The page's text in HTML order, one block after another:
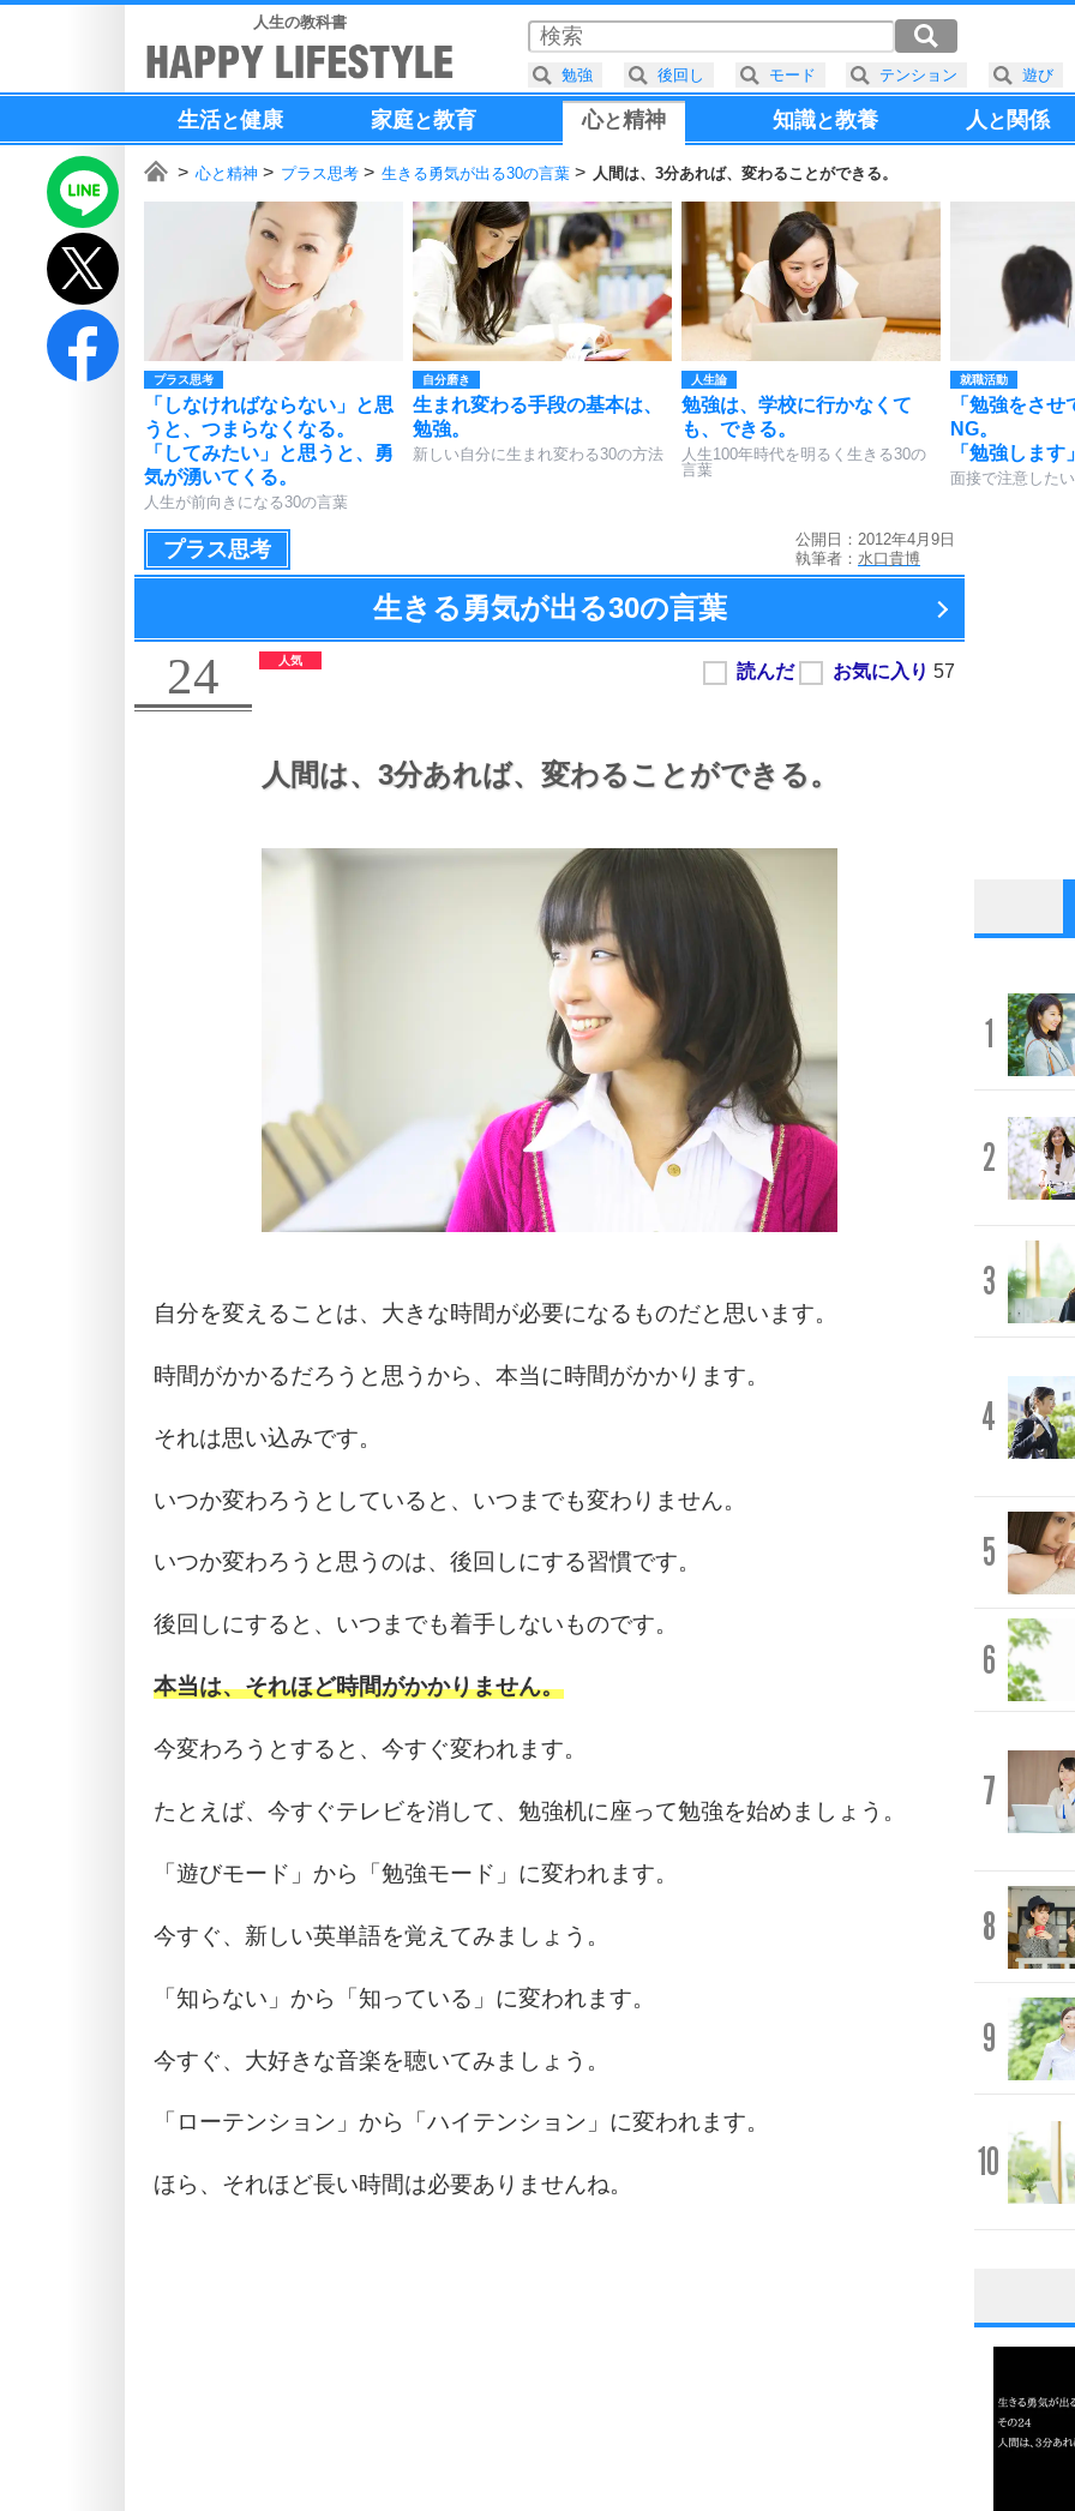
人生の教科書
生活と健康 家庭と教育 心と精神 知識と教養 人と 関係
心と精神 プラス思考 生きる勇気が出る30の言葉 人間は、3分あれば、変わることができる。
プラス思考
「しなければならない」と思
うと、つまらなくなる。
「してみたい」と思うと、勇
気が湧いてくる。
人生が前向きになる30の言葉
自分磨き
生まれ変わる手段の基本は、
勉強。
新しい自分に生まれ変わる30の方法
人生論
勉強は、学校に行かなくて
も、できる。
人生100年時代を明るく生きる30の
言葉
就職活動
「勉強をさ
NG。
「勉強します
面接で注意した
プラス思考
公開日：2012年4月9日
執筆者： 水口貴博
生きる勇気が出る30の言葉
24
人間は、 3分あれば、 変わることができる。
自分を変えることは、大きな時間が必要になるものだと思います。
時間がかかるだろうと思うから、本当に時間がかかります。
それは思い込みです。
いつか変わろうとしていると、いつまでも変わりません。
いつか変わろうと思うのは、後回しにする習慣です。
後回しにすると、いつまでも着手しないものです。
本当は、それほど時間がかかりません。
今変わろうとすると、今すぐ変われます。
たとえば、今すぐテレビを消して、勉強机に座って勉強を始めましょう。
「遊びモード」から「勉強モード」に変われます。
今すぐ、新しい英単語を覚えてみましょう。
「知らない」から「知っている」に変われます。
今すぐ、大好きな音楽を聴いてみましょう。
「ローテンション」から「ハイテンション」に変われます。
ほら、それほど長い時間は必要ありませんね。
1
2
3
4
5
6
7
8
9
10
1
勉強 後回し モード テンション 遊び